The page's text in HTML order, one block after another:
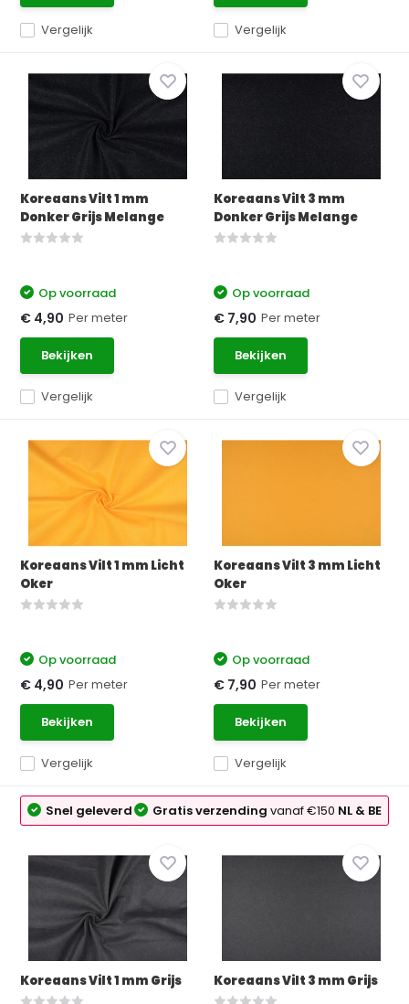
Vergelijk Vergelijk
Koreaans Vilt 1 mm
Donker Grijs Melange
Vergelijk
Op voorraad
€ 4,90 Per meter
Bekijken
Koreaans Vilt 3 mm
Donker Grijs Melange
Vergelijk
Op voorraad
€ 7,90 Per meter
Bekijken
Koreaans Vilt 1 mm Licht
Oker
Vergelijk
Op voorraad
€ 4,90 Per meter
Bekijken
Koreaans Vilt 3 mm Licht
Oker
Vergelijk
Op voorraad
€ 7,90 Per meter
Bekijken
Snel geleverd Gratis verzendingvanaf €150 NL & BE
Koreaans Vilt 1 mm Grijs Koreaans Vilt 3 mm Grijs